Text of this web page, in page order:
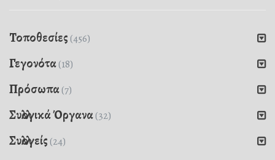
Τοποθεσίες (456)
Γεγονότα(18)
Πρόσωπα(7)
Συλλογικά Όργανα(32)
Συλλογείς (24)